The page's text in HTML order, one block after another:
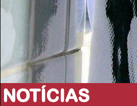
NOTÍCIAS